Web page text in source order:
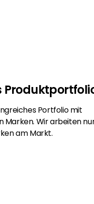
Portfolio mit
Marken. Wir arbeiten
am Markt.